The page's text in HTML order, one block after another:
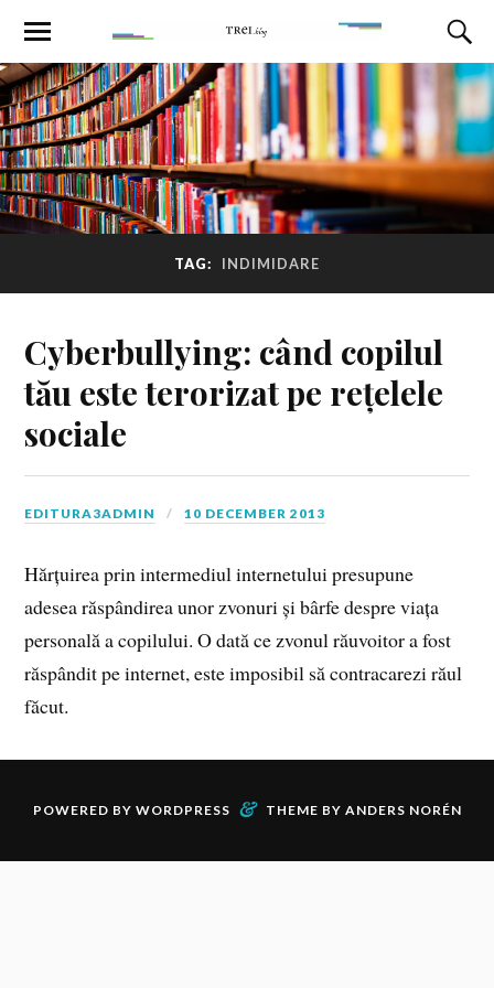
TAG: INDIMIDARE
Cyberbullying: când copilul
tău este terorizat pe rețelele
sociale
EDITURA3ADMIN 10 DECEMBER 2013
Hărțuirea prin intermediul internetului presupune
adesea răspândirea unor zvonuri și bârfe despre viața
personală a copilului. O dată ce zvonul răuvoitor a fost
răspândit pe internet, este imposibil să contracarezi răul
făcut.
POWERED BY WORDPRESS & THEME BY ANDERS NORÉN